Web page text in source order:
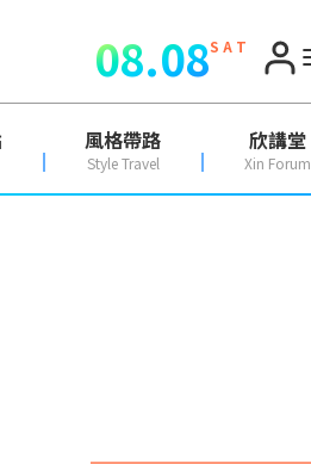
08.08S A T
風格帶路
Style Travel
欣講堂
Xin Forum